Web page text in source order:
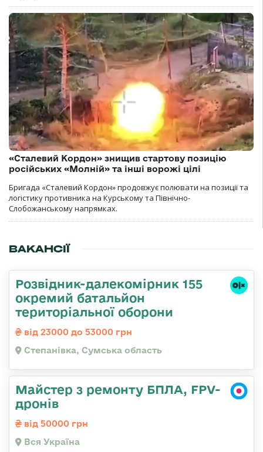
«Сталевий Кордон» знищив стартову позицію
російських «Молній» та інші ворожі цілі
Бригада «Сталевий Кордон» продовжує полювати на позиції та
логістику противника на Курському та Північно-
Слобожанському напрямках.
ВАКАНСІЇ
Розвідник-далекомірник 155
окремий батальйон
територіальної оборони
від 23000 до 53000 грн
Степанівка, Сумська область
Майстер з ремонту БПЛА, FPV-
дронів
від 50000 грн
Вся Україна